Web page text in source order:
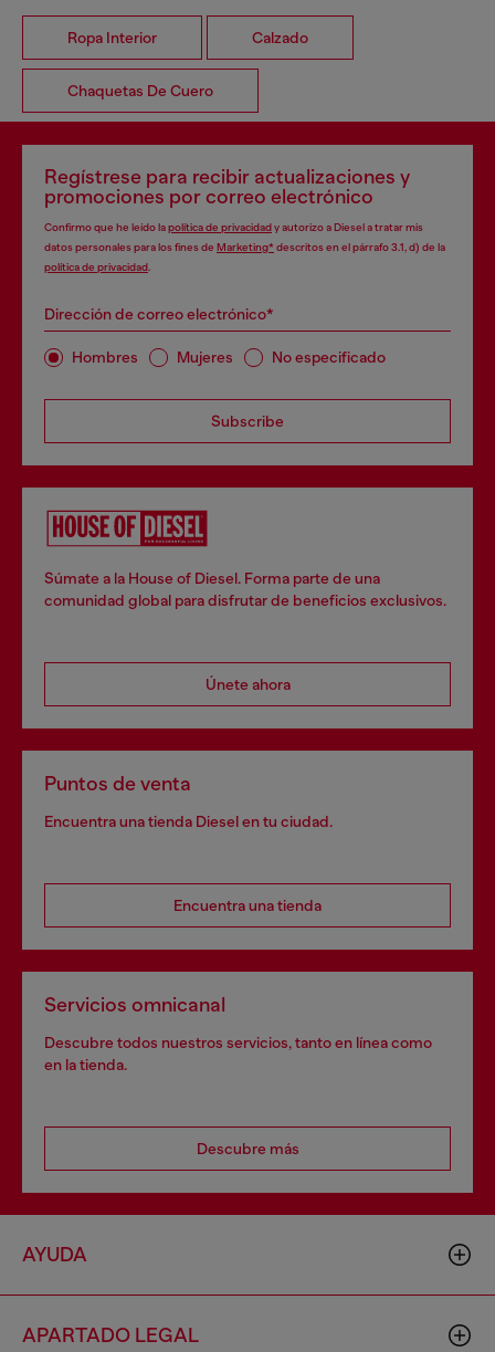
Ropa Interior Calzado
Chaquetas De Cuero
Regístrese para recibir actualizaciones y
promociones por correo electrónico
Confirmo que he leído lapolítica de privacidady autorizo a Diesel a tratar mis
datos personales para los fines de Marketing*descritos en el párrafo 3.1, d) de la
política de privacidad
Dirección de correo electrónico*
Hombres Mujeres No especificado
Subscribe
Súmate a la House of Diesel. Forma parte de una
comunidad global para disfrutar de beneficios exclusivos.
Únete ahora
Puntos de venta
Encuentra una tienda Diesel en tu ciudad.
Encuentra una tienda
Servicios omnicanal
Descubre todos nuestros servicios, tanto en línea como
en la tienda.
Descubre más
AYUDA
APARTADO LEGAL